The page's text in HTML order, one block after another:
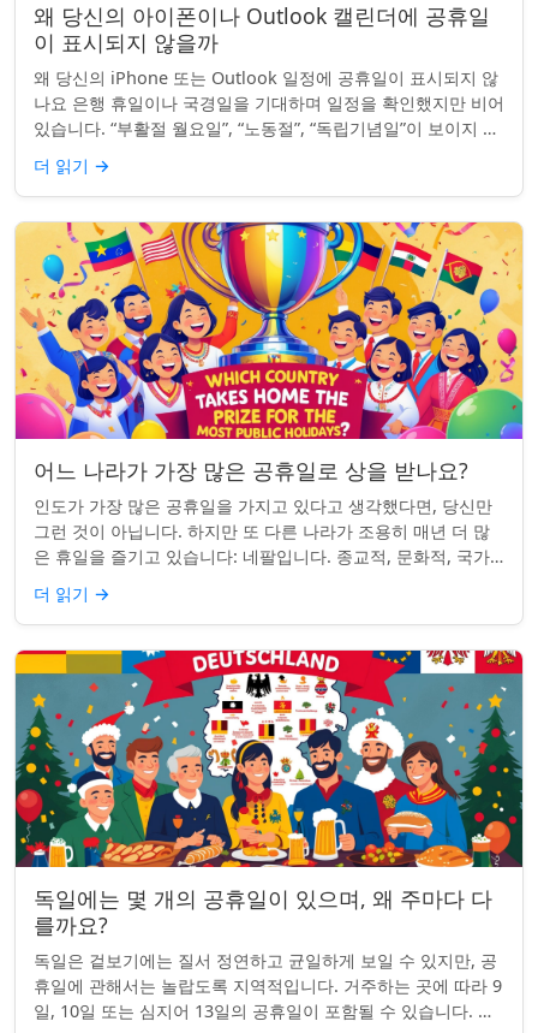
왜 당신의 아이폰이나 Outlook 캘린더에 공휴일
이 표시되지 않을까
왜 당신의 iPhone 또는 Outlook 일정에 공휴일이 표시되지 않
나요 은행 휴일이나 국경일을 기대하며 일정을 확인했지만 비어
있습니다. “부활절 월요일”, “노동절”, “독립기념일”이 보이지 않
네요. iPhon...
더 읽기 →
어느 나라가 가장 많은 공휴일로 상을 받나요?
인도가 가장 많은 공휴일을 가지고 있다고 생각했다면, 당신만
그런 것이 아닙니다. 하지만 또 다른 나라가 조용히 매년 더 많
은 휴일을 즐기고 있습니다: 네팔입니다. 종교적, 문화적, 국가
적 기념일이 혼합된 네팔은 현...
더 읽기 →
독일에는 몇 개의 공휴일이 있으며, 왜 주마다 다
를까요?
독일은 겉보기에는 질서 정연하고 균일하게 보일 수 있지만, 공
휴일에 관해서는 놀랍도록 지역적입니다. 거주하는 곳에 따라 9
일, 10일 또는 심지어 13일의 공휴일이 포함될 수 있습니다. 왜